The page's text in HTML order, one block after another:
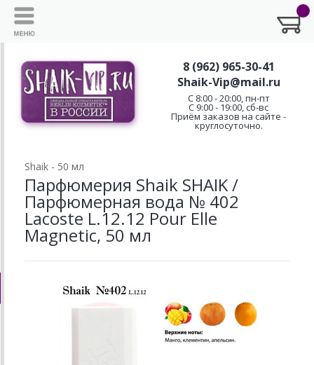
8 (962) 965-30-41
Shaik-Vip@mail.ru
C 8:00 - 20:00, пн-пт
С 9:00 - 19:00, сб-вс
Приём заказов на сайте -
круглосуточно.
Shaik - 50 мл
Парфюмерия Shaik SHAIK /
Парфюмерная вода № 402
Lacoste L.12.12 Pour Elle
Magnetic, 50 мл